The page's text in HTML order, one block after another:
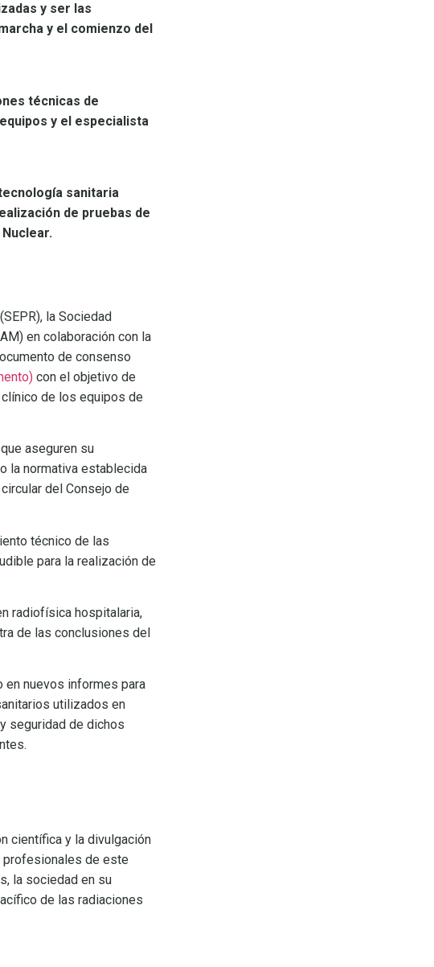
y ser las
y el comienzo del
técnicas de
y el especialista
sanitaria
de pruebas de
la Sociedad
en colaboración con la
de consenso
con el objetivo de
de los equipos de
aseguren su
la normativa establecida
del Consejo de
técnico de las
para la realización de
radiofísica hospitalaria,
de las conclusiones del
nuevos informes para
utilizados en
seguridad de dichos
científica y la divulgación
profesionales de este
la sociedad en su
de las radiaciones